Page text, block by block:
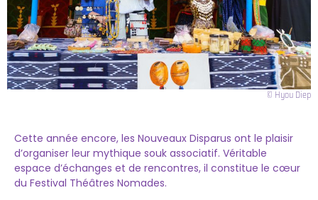
© Hyou Diep
Cette année encore, les Nouveaux Disparus ont le plaisir
d’organiser leur mythique souk associatif. Véritable
espace d’échanges et de rencontres, il constitue le cœur
du Festival Théâtres Nomades.